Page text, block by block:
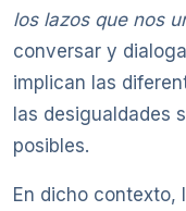
los lazos que nos
conversar y
implican las
las desigualdades
posibles.
En dicho contexto,